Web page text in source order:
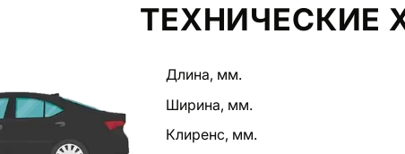
ТЕХНИЧЕСКИЕ
Длина, мм.
Ширина, мм.
Клиренс, мм.